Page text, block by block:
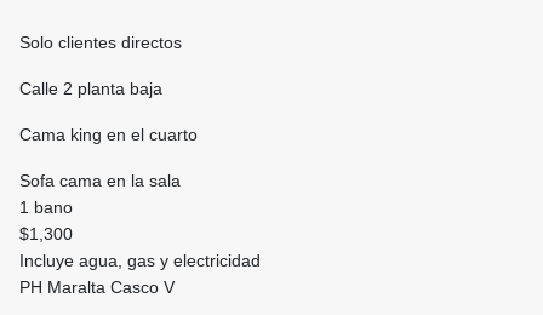
Solo clientes directos
Calle 2 planta baja
Cama king en el cuarto
Sofa cama en la sala
1 bano
$1,300
Incluye agua, gas y electricidad
PH Maralta Casco V